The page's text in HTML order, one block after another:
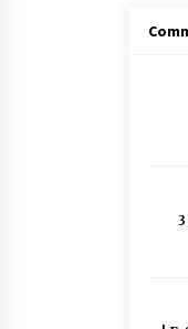
لوازم یدکی مزدا 3 قدیم | مزدا 3